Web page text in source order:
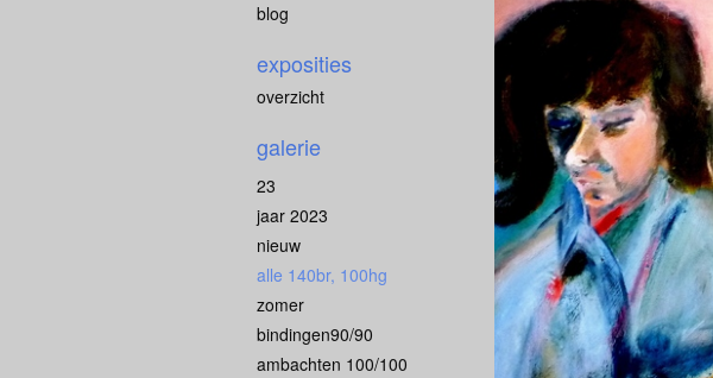
blog
exposities
overzicht
galerie
23
jaar 2023
nieuw
alle 140br, 100hg
zomer
bindingen90/90
ambachten 100/100